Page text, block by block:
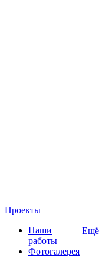
Проекты
Наши
работы
Фотогалерея
Ещё